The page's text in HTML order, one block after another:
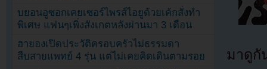
มาดูกั
บยอนอูซอกเคยเซอร์ไพรส์ไอยูด้วยเค้กสั่งทำ
พิเศษ แฟนๆเพิ่งสังเกตหลังผ่านมา 3 เดือน
ฮายองเปิดประวัติครอบครัวไม่ธรรมดา
สืบสายแพทย์ 4 รุ่น แต่ไม่เคยคิดเดินตามรอย